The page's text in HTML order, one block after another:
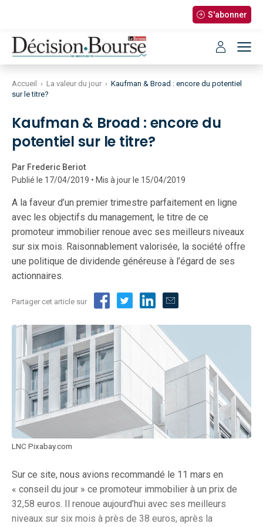
S'abonner
Accueil › La valeur du jour › Kaufman & Broad : encore du potentiel
sur le titre?
Kaufman & Broad : encore du
potentiel sur le titre?
Par Frederic Beriot
Publié le 17/04/2019 • Mis à jour le 15/04/2019
A la faveur d’un premier trimestre parfaitement en ligne
avec les objectifs du management, le titre de ce
promoteur immobilier renoue avec ses meilleurs niveaux
sur six mois. Raisonnablement valorisée, la société offre
une politique de dividende généreuse à l’égard de ses
actionnaires.
Partager cet article sur
LNC Pixabay.com
Sur ce site, nous avions recommandé le 11 mars en
« conseil du jour » ce promoteur immobilier à un prix de
32,58 euros. Il renoue aujourd’hui avec ses meilleurs
niveaux sur six mois à près de 38 euros, après la